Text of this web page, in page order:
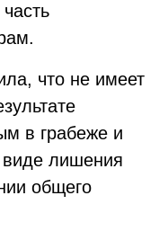
что не имеет
в грабеже и
виде лишения
общего